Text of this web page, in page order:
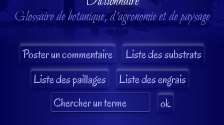
Glossaire de botanique, d'agronomie et de paysage
Liste des substrats
Liste des paillages
Liste des engrais